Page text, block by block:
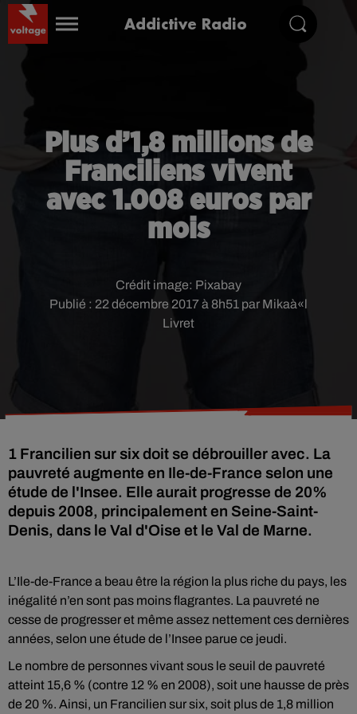
Addictive Radio
Plus d’1,8 millions de
Franciliens vivent
avec 1.008 euros par
mois
Publié : 22 décembre 2017 à 8h51 par Mikaà«l
Livret
Crédit image: Pixabay
1 Francilien sur six doit se débrouiller avec. La
pauvreté augmente en Ile-de-France selon une
étude de l'Insee. Elle aurait progresse de 20%
depuis 2008, principalement en Seine-Saint-
Denis, dans le Val d'Oise et le Val de Marne.
L’Ile-de-France a beau être la région la plus riche du pays, les
inégalité n’en sont pas moins flagrantes. La pauvreté ne
cesse de progresser et même assez nettement ces dernières
années, selon une étude de l’Insee parue ce jeudi.
Le nombre de personnes vivant sous le seuil de pauvreté
atteint 15,6 % (contre 12 % en 2008), soit une hausse de près
de 20 %. Ainsi, un Francilien sur six, soit plus de 1,8 million